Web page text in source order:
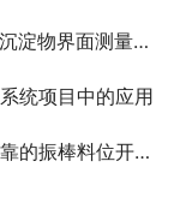
面测量解决方案
统项目中的应用
料位开关应用分析